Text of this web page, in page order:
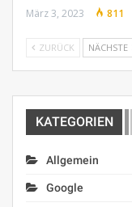
März 3, 2023 811
ZURÜCK NÄCHSTE
KATEGORIEN
Allgemein
Google